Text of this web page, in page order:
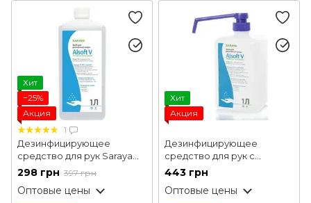
Хит
−25%
Акция
1
Дезинфицирующее
средство для рук Saraya
Alsoft V 1 л
298 грн 397 грн
Оптовые цены
Хит
Акция
Дезинфицирующее
средство для рук с
дозатором Saraya Alsoft V 1
443 грн
Оптовые цены